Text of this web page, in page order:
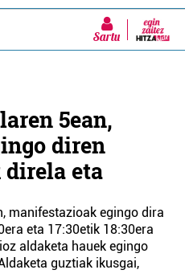
Sartu
5ean,
diren
eta
manifestazioak egingo dira
eta 17:30etik 18:30era
aldaketa hauek egingo
guztiak ikusgai,